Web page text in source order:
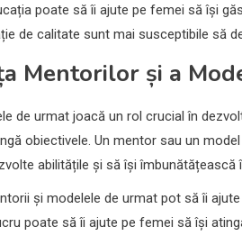
poate să îi ajute pe femei să își
de calitate sunt mai susceptibile să
Mentorilor și a
de urmat joacă un rol crucial în
obiectivele. Un mentor sau un
abilitățile și să își îmbunătățească
și modelele de urmat pot să îi
poate să îi ajute pe femei să își